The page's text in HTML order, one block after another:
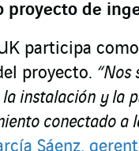
proyecto de
participa
proyecto. “Nos
instalación y la
conectado a